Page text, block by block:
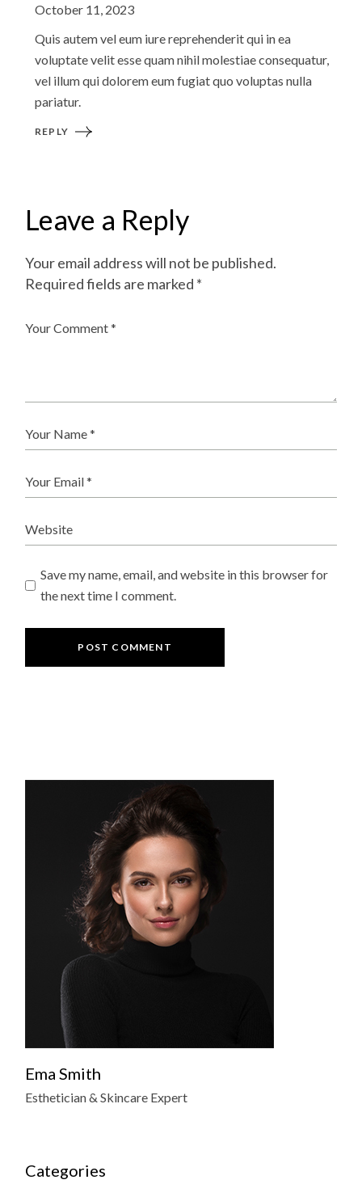
October 11, 2023
Quis autem vel eum iure reprehenderit qui in ea
voluptate velit esse quam nihil molestiae consequatur,
vel illum qui dolorem eum fugiat quo voluptas nulla
pariatur.
REPLY
Leave a Reply
Your email address will not be published.
Required fields are marked *
Save my name, email, and website in this browser for
the next time I comment.
POST COMMENT
Ema Smith
Esthetician & Skincare Expert
Categories